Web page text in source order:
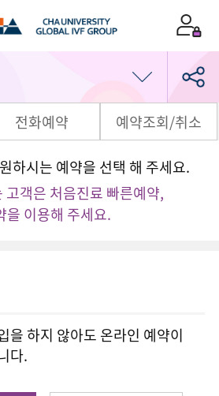
전화예약 예약조회/취소
하시는 예약을 선택 해 주세요.
고객은 처음진료 빠른예약,
을 이용해 주세요.
을 하지 않아도 온라인 예약이
다.